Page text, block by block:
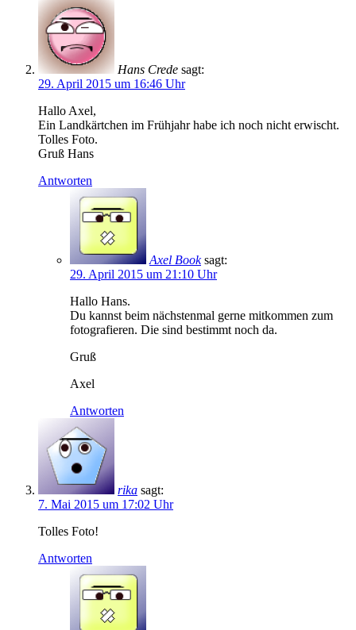
Hans Crede sagt:
29. April 2015 um 16:46 Uhr
Hallo Axel,
Ein Landkärtchen im Frühjahr habe ich noch nicht erwischt.
Tolles Foto.
Gruß Hans
Antworten
Axel Book sagt:
29. April 2015 um 21:10 Uhr
Hallo Hans.
Du kannst beim nächstenmal gerne mitkommen zum
fotografieren. Die sind bestimmt noch da.
Gruß
Axel
Antworten
rika sagt:
7. Mai 2015 um 17:02 Uhr
Tolles Foto!
Antworten